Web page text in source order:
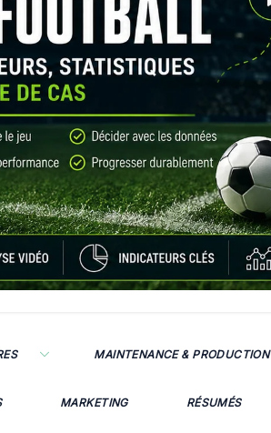
MAINTENANCE & PRODUCTION
MARKETING RÉSUMÉS